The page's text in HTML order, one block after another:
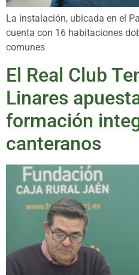
La instalación, ubicada en el
cuenta con 16 habitaciones
comunes
El Real Club
Linares
formación
canteranos